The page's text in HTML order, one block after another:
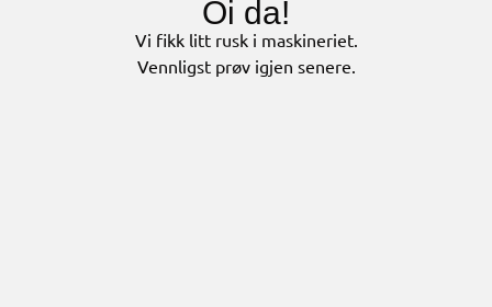
Oi da!
Vi fikk litt rusk i maskineriet.
Vennligst prøv igjen senere.